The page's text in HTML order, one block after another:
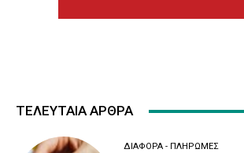
ΤΕΛΕΥΤΑΙΑ ΑΡΘΡΑ
ΔΙΆΦΟΡΑ - ΠΛΗΡΩΜΈΣ